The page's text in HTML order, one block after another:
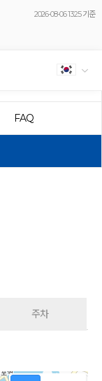
2026-08-06 13:25 기준
FAQ
주차